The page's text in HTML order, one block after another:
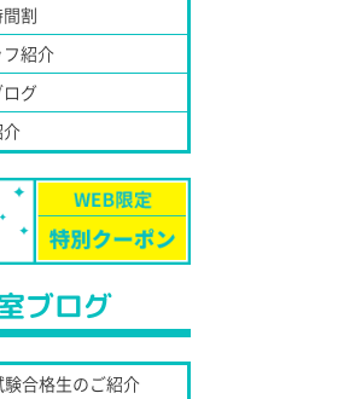
割
紹介
グ
ブログ
験合格生のご紹介